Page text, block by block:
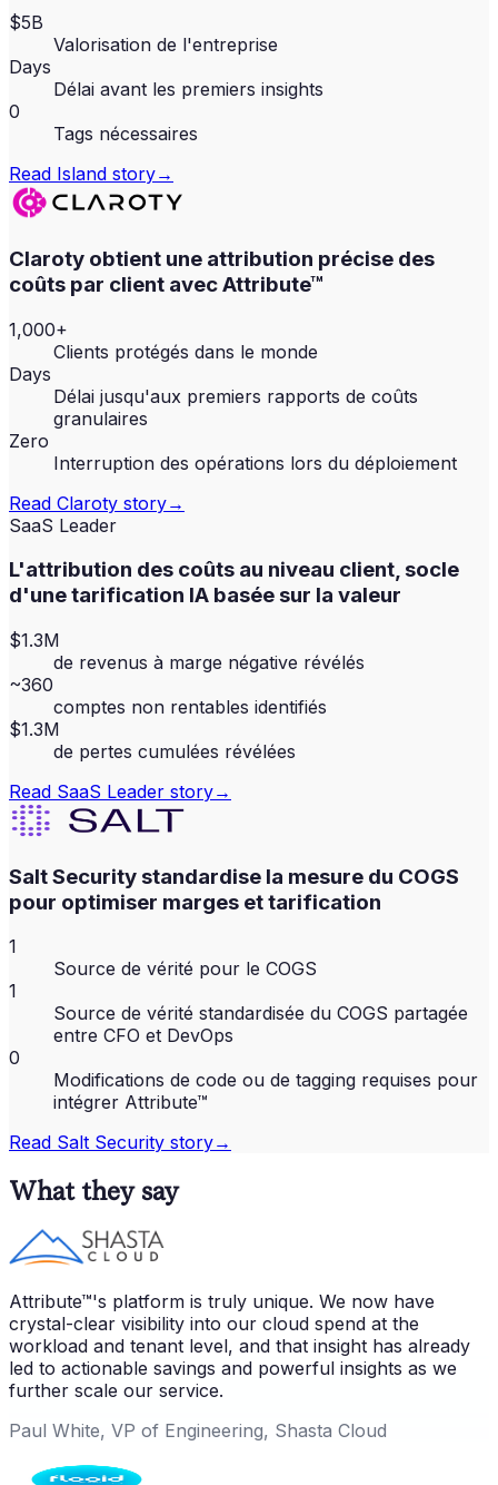
$5B
Valorisation de l'entreprise
Days
Délai avant les premiers insights
0
Tags nécessaires
Read Island story→
Claroty obtient une attribution précise des
coûts par client avec Attribute™
1,000+
Clients protégés dans le monde
Days
Délai jusqu'aux premiers rapports de coûts
granulaires
Zero
Interruption des opérations lors du déploiement
Read Claroty story→
SaaS Leader
L'attribution des coûts au niveau client, socle
d'une tarification IA basée sur la valeur
$1.3M
de revenus à marge négative révélés
~360
comptes non rentables identifiés
$1.3M
de pertes cumulées révélées
Read SaaS Leader story→
Salt Security standardise la mesure du COGS
pour optimiser marges et tarification
1
Source de vérité pour le COGS
1
Source de vérité standardisée du COGS partagée
entre CFO et DevOps
0
Modifications de code ou de tagging requises pour
intégrer Attribute™
Read Salt Security story→
What they say
Attribute™'s platform is truly unique. We now have
crystal-clear visibility into our cloud spend at the
workload and tenant level, and that insight has already
led to actionable savings and powerful insights as we
further scale our service.
Paul White, VP of Engineering, Shasta Cloud